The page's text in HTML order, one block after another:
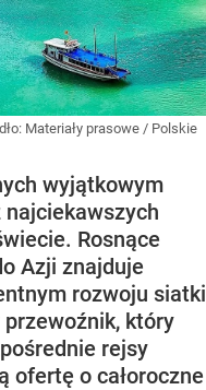
Materiały prasowe / Polskie
wyjątkowym
Rosnące
Azji znajduje
rozwoju siatki
przewoźnik, który
rejsy
ofertę o całoroczne